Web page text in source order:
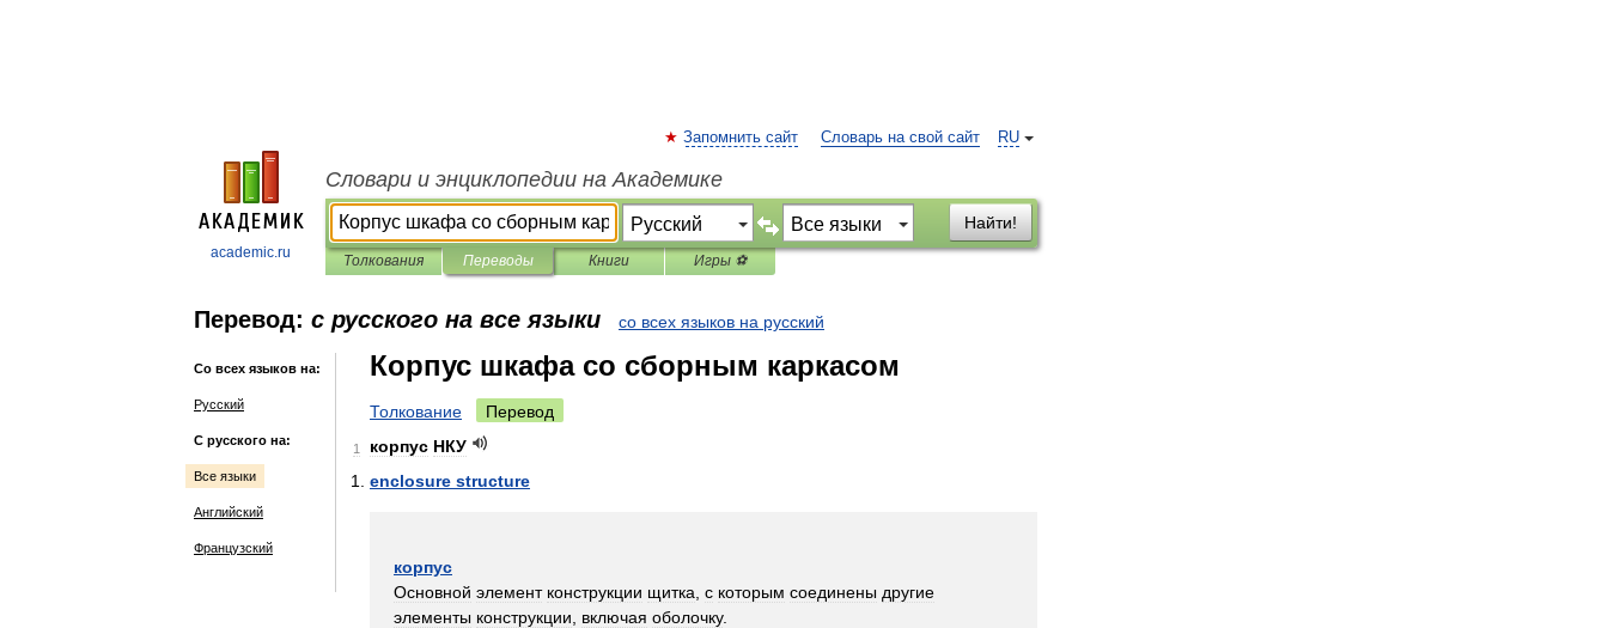
academic.ru
RU
Запомнить сайт Словарь на свой сайт
Словари и энциклопедии на Академике
Найти!
Толкования Переводы Книги Игры ⚽
Перевод: с русского на все языки со всех языков на русский
Со всех языков на:
Русский
С русского на:
Все языки
Английский
Французский
Корпус шкафа со сборным каркасом
Толкование Перевод
1 корпус НКУ
enclosure structure
корпус
Основной элемент конструкции щитка с которым соединены другие
элементы конструкции включая оболочку.